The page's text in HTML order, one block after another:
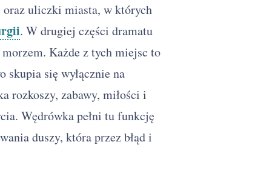
oraz uliczki miasta, w których
. W drugiej części dramatu
Każde z tych miejsc to
skupia się wyłącznie na
rozkoszy, zabawy, miłości i
Wędrówka pełni tu funkcję
duszy, która przez błąd i